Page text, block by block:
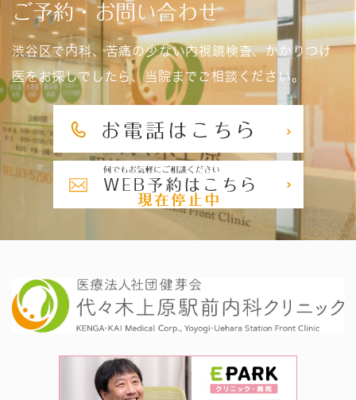
ご予約・お問い合わせ
渋谷区で内科、苦痛の少ない内視鏡検査、かかりつけ
医をお探しでしたら、当院までご相談ください。